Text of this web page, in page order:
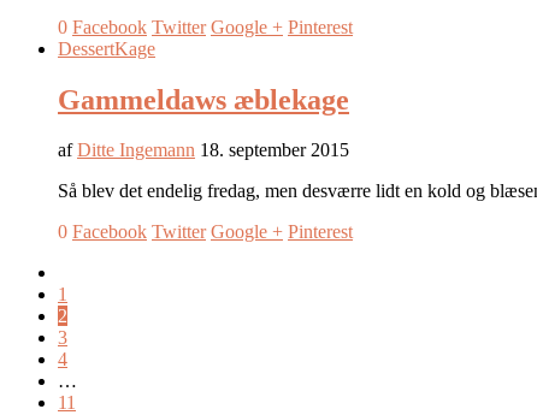
0 Facebook Twitter Google + Pinterest
DessertKage
Gammeldaws æblekage
afDitte Ingemann 18. september 2015
Så blev det endelig fredag, men desværre lidt en kold og
0 Facebook Twitter Google + Pinterest
1
2
3
4
…
11